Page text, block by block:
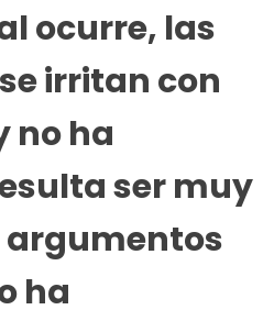
ocurre, las
irritan con
no ha
ser muy
argumentos
ha